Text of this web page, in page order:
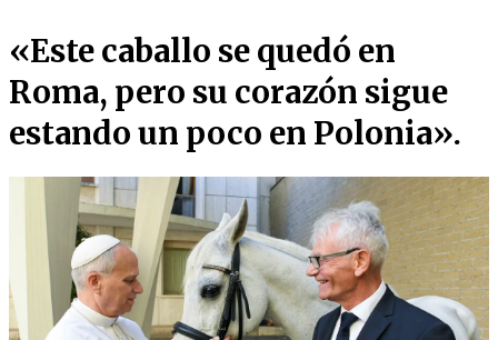
«Este caballo se quedó en
Roma, pero su corazón sigue
estando un poco en Polonia».